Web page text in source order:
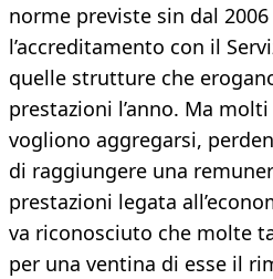
norme previste sin dal
l’accreditamento con il
quelle strutture che
prestazioni l’anno. Ma
vogliono aggregarsi,
di raggiungere una
prestazioni legata
va riconosciuto che molte
per una ventina di esse il